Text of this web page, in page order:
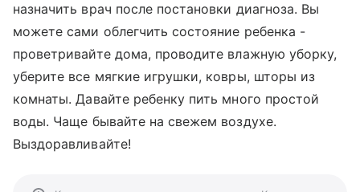
назначить врач после постановки диагноза. Вы
можете сами облегчить состояние ребенка -
проветривайте дома, проводите влажную уборку,
уберите все мягкие игрушки, ковры, шторы из
комнаты. Давайте ребенку пить много простой
воды. Чаще бывайте на свежем воздухе.
Выздоравливайте!